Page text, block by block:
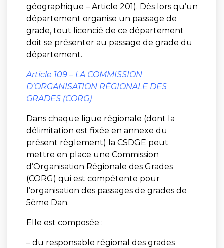
géographique – Article 201). Dès lors qu’un
département organise un passage de
grade, tout licencié de ce département
doit se présenter au passage de grade du
département.
Article 109 – LA COMMISSION
D’ORGANISATION RÉGIONALE DES
GRADES (CORG)
Dans chaque ligue régionale (dont la
délimitation est fixée en annexe du
présent règlement) la CSDGE peut
mettre en place une Commission
d’Organisation Régionale des Grades
(CORG) qui est compétente pour
l’organisation des passages de grades de
5ème Dan.
Elle est composée :
– du responsable régional des grades